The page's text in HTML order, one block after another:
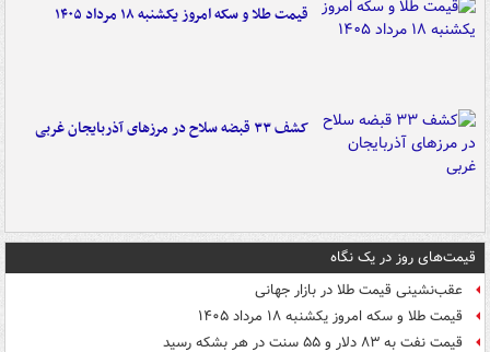
قیمت طلا و سکه امروز یکشنبه ۱۸ مرداد ۱۴۰۵
کشف ۳۳ قبضه سلاح در مرزهای آذربایجان غربی
قیمت‌های روز در یک نگاه
عقب‌نشینی قیمت طلا در بازار جهانی
قیمت طلا و سکه امروز یکشنبه ۱۸ مرداد ۱۴۰۵
قیمت نفت به ۸۳ دلار و ۵۵ سنت در هر بشکه رسید